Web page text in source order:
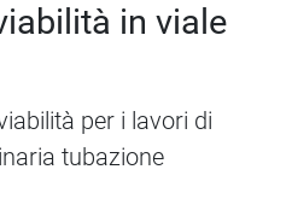
in viale
per i lavori di
tubazione